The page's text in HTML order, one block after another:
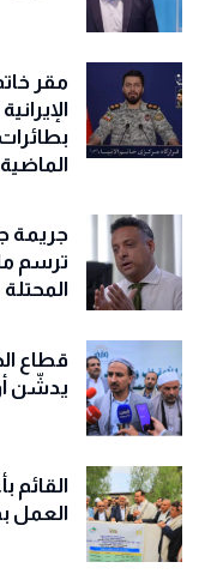
مقر
الماضية
جريمة
ترسم
المحتلة
قطاع
يدشّن
القائم
العمل